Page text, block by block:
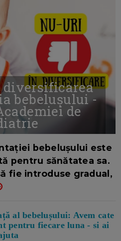
diversificarea
bebelușului -
de
bebelușului este
pentru sănătatea sa.
fie introduse gradual,
al bebelușului: Avem cate
pentru fiecare luna - si ai